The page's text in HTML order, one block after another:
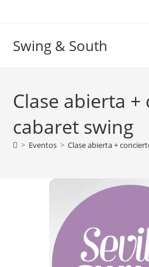
Swing & South
Clase abierta
cabaret swing
> Eventos > Clase abierta +